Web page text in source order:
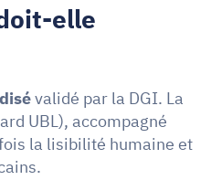
elle
validé par la DGI. La
UBL), accompagné
la lisibilité humaine et